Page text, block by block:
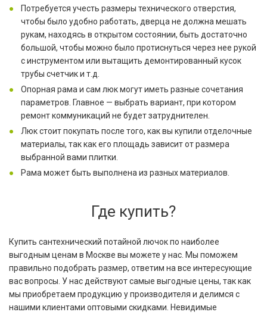
Потребуется учесть размеры технического отверстия,
чтобы было удобно работать, дверца не должна мешать
рукам, находясь в открытом состоянии, быть достаточно
большой, чтобы можно было протиснуться через нее рукой
с инструментом или вытащить демонтированный кусок
трубы счетчик и т.д.
Опорная рама и сам люк могут иметь разные сочетания
параметров. Главное — выбрать вариант, при котором
ремонт коммуникаций не будет затруднителен.
Люк стоит покупать после того, как вы купили отделочные
материалы, так как его площадь зависит от размера
выбранной вами плитки.
Рама может быть выполнена из разных материалов.
Где купить?
Купить сантехнический потайной лючок по наиболее
выгодным ценам в Москве вы можете у нас. Мы поможем
правильно подобрать размер, ответим на все интересующие
вас вопросы. У нас действуют самые выгодные цены, так как
мы приобретаем продукцию у производителя и делимся с
нашими клиентами оптовыми скидками. Невидимые